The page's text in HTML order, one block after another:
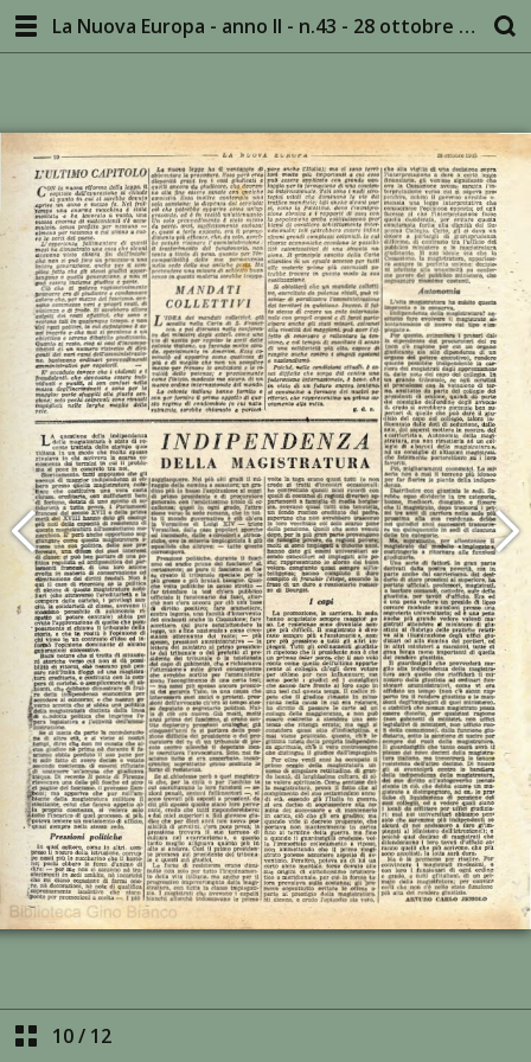
La Nuova Europa - anno II - n.43 - 28 ottobre 1945
10/ 12